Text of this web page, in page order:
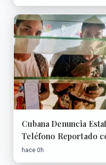
Cubana Denuncia
Teléfono Reportado
hace 0h